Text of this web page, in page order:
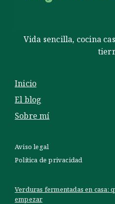
Vida sencilla, cocina
Inicio
El blog
Sobre mí
Aviso legal
Política de privacidad
Verduras fermentadas en casa:
empezar